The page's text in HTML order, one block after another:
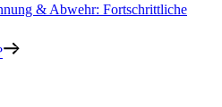
& Abwehr: Fortschrittliche